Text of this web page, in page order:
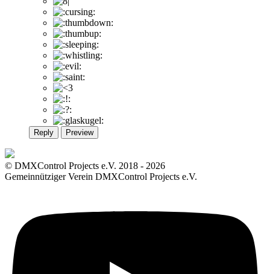
Reply Preview
© DMXControl Projects e.V. 2018 - 2026
Gemeinnütziger Verein DMXControl Projects e.V.